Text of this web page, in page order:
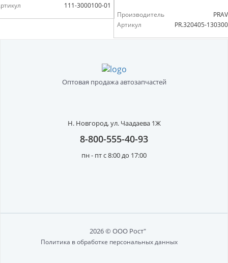
111-3000100-01
Производитель
Артикул
PR.320405-
Оптовая продажа автозапчастей
Н. Новгород,ул. Чаадаева 1Ж
8-800-555-40-93
пн - пт с 8:00 до 17:00
2026 © ООО Рост"
Политика в обработке персональных данных